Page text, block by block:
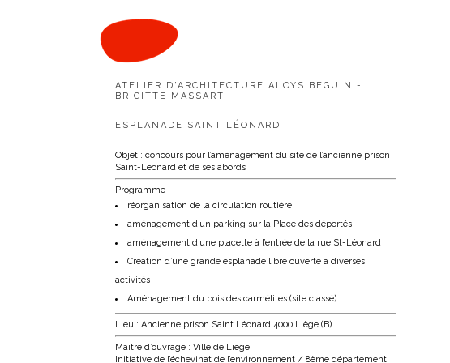
195 / ESPLANADE SAINT LÉONARD
ATELIER D'ARCHITECTURE ALOYS BEGUIN -
BRIGITTE MASSART
ESPLANADE SAINT LÉONARD
Objet : concours pour l’aménagement du site de l’ancienne prison
Saint-Léonard et de ses abords
Programme :
réorganisation de la circulation routière
aménagement d’un parking sur la Place des déportés
aménagement d’une placette à l’entrée de la rue St-Léonard
Création d’une grande esplanade libre ouverte à diverses
activités
Aménagement du bois des carmélites (site classé)
Lieu : Ancienne prison Saint Léonard 4000 Liège (B)
Maître d’ouvrage : Ville de Liège
Initiative de l’échevinat de l’environnement / 8ème département